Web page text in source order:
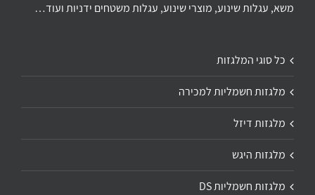
משא, עגלות שינוע, מוצרי שינוע, עגלות משטחים ידניות ועוד…
כל סוגי המלגזות
מלגזות חשמליות למכירה
מלגזות דיזל
מלגזות היגש
מלגזות חשמליות DS